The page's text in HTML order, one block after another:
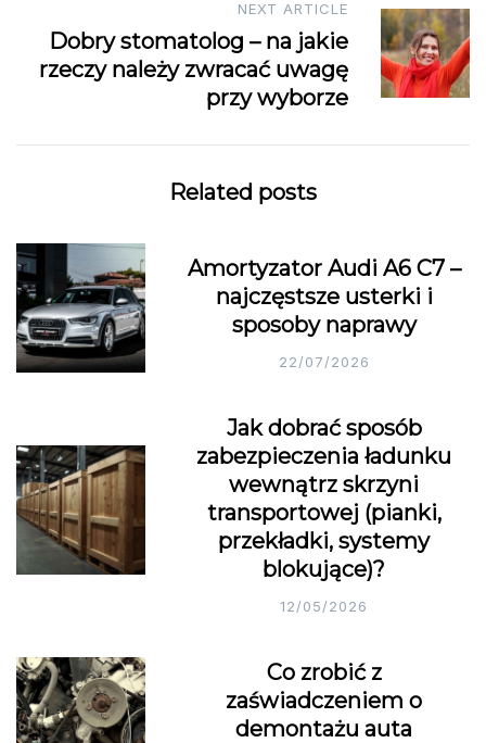
NEXT ARTICLE
Dobry stomatolog – na jakie
rzeczy należy zwracać uwagę
przy wyborze
Related posts
Amortyzator Audi A6 C7 –
najczęstsze usterki i
sposoby naprawy
22/07/2026
Jak dobrać sposób
zabezpieczenia ładunku
wewnątrz skrzyni
transportowej (pianki,
przekładki, systemy
blokujące)?
12/05/2026
Co zrobić z
zaświadczeniem o
demontażu auta